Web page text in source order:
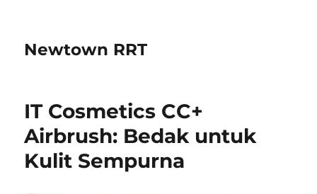
Newtown RRT
IT Cosmetics CC+
Airbrush: Bedak untuk
Kulit Sempurna